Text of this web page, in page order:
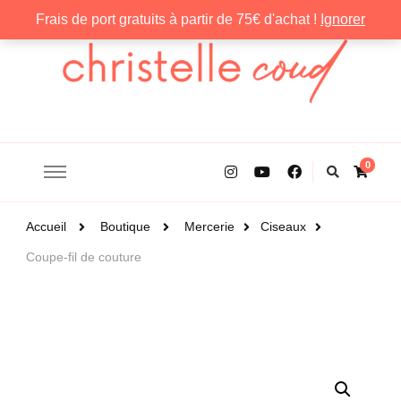
Frais de port gratuits à partir de 75€ d'achat ! Ignorer
0
Accueil Boutique Mercerie Ciseaux
Coupe-fil de couture